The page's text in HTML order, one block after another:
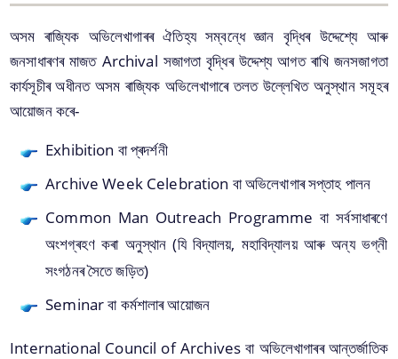
কেন্দ্ৰীয় সাহাৰ্য্য
ডিজিটেলকৰণ
We have tried to link all Information & Services
together to help you locate them faster.
নাগৰিক ৰেকৰ্ড অধিনিয়ম, ২০০২
জাননী
অসম ৰাজ্যিক অভিলেখাগাৰৰ ঐতিহ্য সম্বন্ধে জ্ঞান বৃদ্ধিৰ উদ্দেশ্যে আৰু
জনসাধাৰণৰ মাজত Archival সজাগতা বৃদ্ধিৰ উদ্দেশ্য আগত ৰাখি জনসজাগতা
কাৰ্যসূচীৰ অধীনত অসম ৰাজ্যিক অভিলেখাগাৰে তলত উল্লেখিত অনুস্থান সমূহৰ
আয়োজন কৰে-
Exhibition বা প্ৰদৰ্শনী
Archive Week Celebration বা অভিলেখাগাৰ সপ্তাহ পালন
Common Man Outreach Programme বা সৰ্বসাধাৰণে
অংশগ্ৰহণ কৰা অনুস্থান (যি বিদ্যালয়, মহাবিদ্যালয় আৰু অন্য ভগ্নী
সংগঠনৰ সৈতে জড়িত)
Seminar বা কৰ্মশালাৰ আয়োজন
International Council of Archives বা অভিলেখাগাৰৰ আন্তৰ্জাতিক